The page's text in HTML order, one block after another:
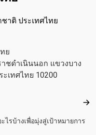
าติ ประเทศไทย
ย
ชดำเนินนอก แขวงบาง
เทศไทย 10200
เกี่
รบ้างเพื่อมุ่งสู่เป้าหมายการ